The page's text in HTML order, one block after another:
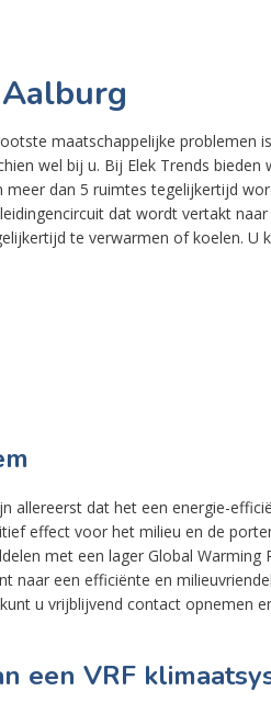
maatschappelijke problemen
wel bij u. Bij Elek Trends bieden
dan 5 ruimtes tegelijkertijd
dat wordt vertakt
te verwarmen of koelen. U
allereerst dat het een energie-
effect voor het milieu en de
met een lager Global Warming
naar een efficiënte en
u vrijblijvend contact opnemen
een VRF